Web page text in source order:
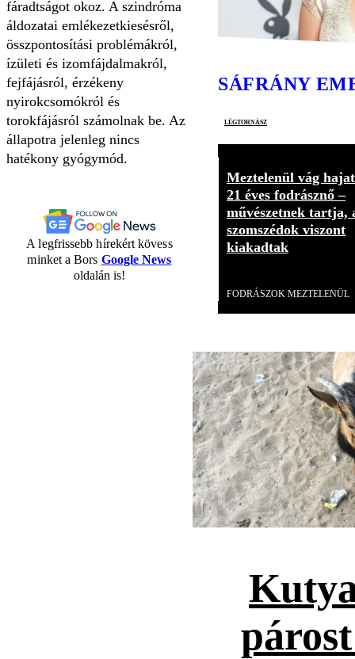
fáradtságot okoz. A szindróma
áldozatai emlékezetkiesésről,
összpontosítási problémákról,
ízületi és izomfájdalmakról,
fejfájásról, érzékeny
nyirokcsomókról és
torokfájásról számolnak be. Az
állapotra jelenleg nincs
hatékony gyógymód.
A legfrissebb hírekért kövess
minket a Bors Google News
oldalán is!
SÁFRÁNY
légtornász
Meztelenül vág
21 éves fodrásznő –
művészetnek tartja,
szomszédok viszont
kiakadtak
FODRÁSZOK MEZTELENÜL